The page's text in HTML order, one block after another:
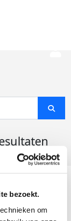
bezoekt.
om